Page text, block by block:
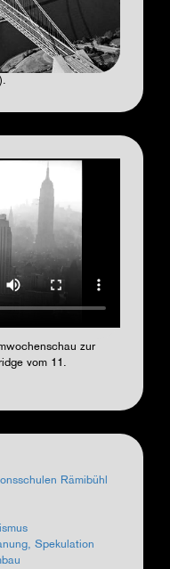
zur
vom 11.
Rämibühl
Spekulation